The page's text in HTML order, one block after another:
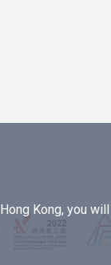
Kong, you